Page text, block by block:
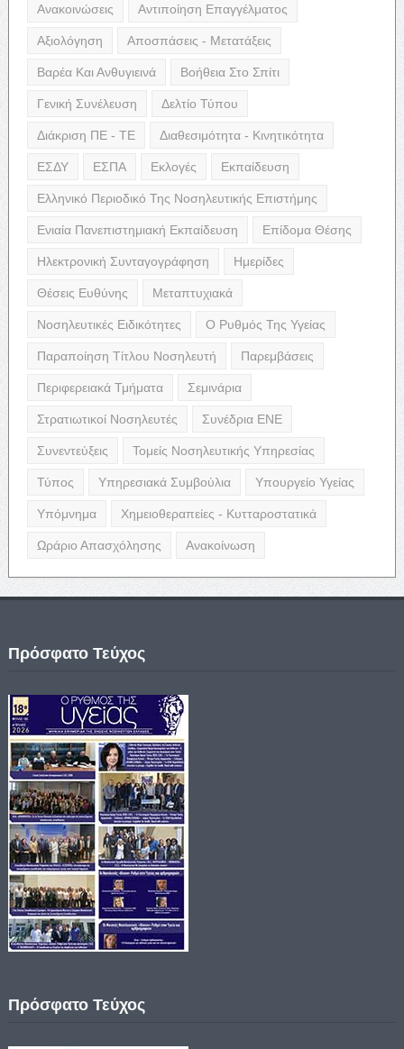
Ανακοινώσεις Αντιποίηση Επαγγέλματος
Αξιολόγηση Αποσπάσεις - Μετατάξεις
Βαρέα Και Ανθυγιεινά Βοήθεια Στο Σπίτι
Γενική Συνέλευση Δελτίο Τύπου
Διάκριση ΠΕ - ΤΕ Διαθεσιμότητα - Κινητικότητα
ΕΣΔΥ ΕΣΠΑ Εκλογές Εκπαίδευση
Ελληνικό Περιοδικό Της Νοσηλευτικής Επιστήμης
Ενιαία Πανεπιστημιακή Εκπαίδευση Επίδομα Θέσης
Ηλεκτρονική Συνταγογράφηση Ημερίδες
Θέσεις Ευθύνης Μεταπτυχιακά
Νοσηλευτικές Ειδικότητες Ο Ρυθμός Της Υγείας
Παραποίηση Τίτλου Νοσηλευτή Παρεμβάσεις
Περιφερειακά Τμήματα Σεμινάρια
Στρατιωτικοί Νοσηλευτές Συνέδρια ΕΝΕ
Συνεντεύξεις Τομείς Νοσηλευτικής Υπηρεσίας
Τύπος Υπηρεσιακά Συμβούλια Υπουργείο Υγείας
Υπόμνημα Χημειοθεραπείες - Κυτταροστατικά
Ωράριο Απασχόλησης Ανακοίνωση
Πρόσφατο Τεύχος
Πρόσφατο Τεύχος